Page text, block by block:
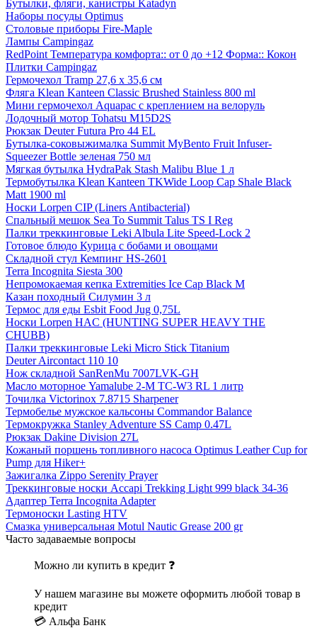
Бутылки, фляги, канистры Katadyn
Наборы посуды Optimus
Столовые приборы Fire-Maple
Лампы Campingaz
RedPoint Температура комфорта:: от 0 до +12 Форма:: Кокон
Плитки Campingaz
Гермочехол Tramp 27,6 х 35,6 см
Фляга Klean Kanteen Classic Brushed Stainless 800 ml
Мини гермочехол Aquapac с креплением на велоруль
Лодочный мотор Tohatsu M15D2S
Рюкзак Deuter Futura Pro 44 EL
Бутылка-соковыжималка Summit MyBento Fruit Infuser-
Squeezer Bottle зеленая 750 мл
Мягкая бутылка HydraPak Stash Malibu Blue 1 л
Термобутылка Klean Kanteen TKWide Loop Cap Shale Black
Matt 1900 ml
Носки Lorpen CIP (Liners Antibacterial)
Спальный мешок Sea To Summit Talus TS I Reg
Палки треккинговые Leki Albula Lite Speed-Lock 2
Готовое блюдо Курица с бобами и овощами
Складной стул Кемпинг HS-2601
Terra Incognita Siesta 300
Непромокаемая кепка Extremities Ice Cap Black M
Казан походный Силумин 3 л
Термос для еды Esbit Food Jug 0,75L
Носки Lorpen HAC (HUNTING SUPER HEAVY THE
CHUBB)
Палки треккинговые Leki Micro Stick Titanium
Deuter Aircontact 110 10
Нож складной SanRenMu 7007LVK-GH
Масло моторное Yamalube 2-M TC-W3 RL 1 литр
Точилка Victorinox 7.8715 Sharpener
Термобелье мужское кальсоны Commandor Balance
Термокружка Stanley Adventure SS Camp 0.47L
Рюкзак Dakine Division 27L
Кожаный поршень топливного насоса Optimus Leather Cup for
Pump для Hiker+
Зажигалка Zippo Serenity Prayer
Треккинговые носки Accapi Trekking Light 999 black 34-36
Адаптер Terra Incognita Adapter
Термоноски Lasting HTV
Смазка универсальная Motul Nautic Grease 200 gr
Часто задаваемые вопросы
Можно ли купить в кредит ❓
У нашем магазине вы можете оформить любой товар в
кредит
💳 Альфа Банк